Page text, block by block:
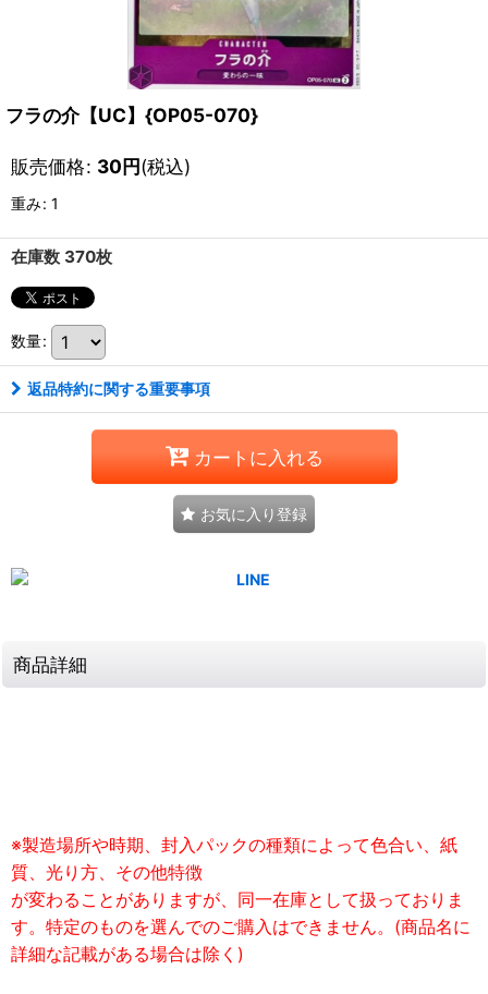
フラの介【UC】{OP05-070}
販売価格: 30円(税込)
重み: 1
在庫数 370枚
数量:
返品特約に関する重要事項
カートに入れる
お気に入り登録
商品詳細
※製造場所や時期、封入パックの種類によって色合い、紙
質、光り方、その他特徴
が変わることがありますが、同一在庫として扱っておりま
す。特定のものを選んでのご購入はできません。(商品名に
詳細な記載がある場合は除く)